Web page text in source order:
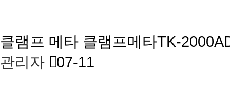
클램프 메타 클램프메타TK-
관리자 07-11